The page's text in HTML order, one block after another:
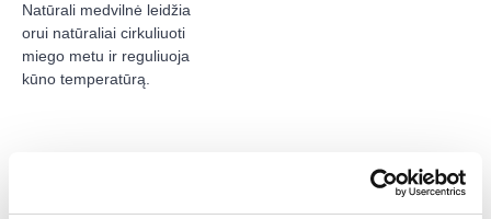
Natūrali medvilnė leidžia
orui natūraliai cirkuliuoti
miego metu ir reguliuoja
kūno temperatūrą.